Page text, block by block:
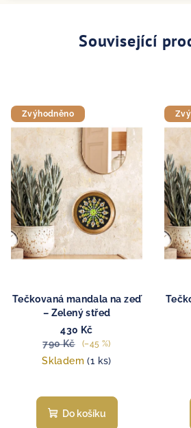
Související
Zvýhodněno
Tečkovaná mandala na zeď
– Zelený střed
430 Kč
790 Kč
(–45 %)
Skladem(1 ks)
Do košíku